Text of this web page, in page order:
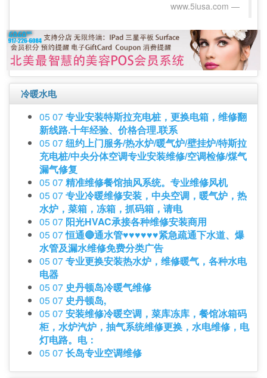
www.5iusa.com‎
冷暖水电
05 07专业安装特斯拉充电桩，更换电箱，维修翻
新线路.十年经验、价格合理.联系
05 07纽约上门服务/热水炉/暖气炉/壁挂炉/特斯拉
充电桩/中央分体空调专业安装维修/空调检修/煤气
漏气修复
05 07精准维修餐馆抽风系统。专业维修风机
05 07专业冷暖维修安装，中央空调，暖气炉，热
水炉，菜箱，冻箱，抓码箱，请电
05 07 阳光HVAC承接各种维修安装商用
05 07恒通🔴通水管♥️♥️♥️♥️♥️♥️紧急疏通下水道、爆
水管及漏水维修免费分类广告
05 07专业更换安装热水炉，维修暖气，各种水电
电器
05 07 史丹顿岛冷暖气维修
05 07 史丹顿岛,
05 07安装维修冷暖空调，菜库冻库，餐馆冰箱码
柜，水炉汽炉，抽气系统维修更换，水电维修，电
灯电路。电：
05 07长岛专业空调维修